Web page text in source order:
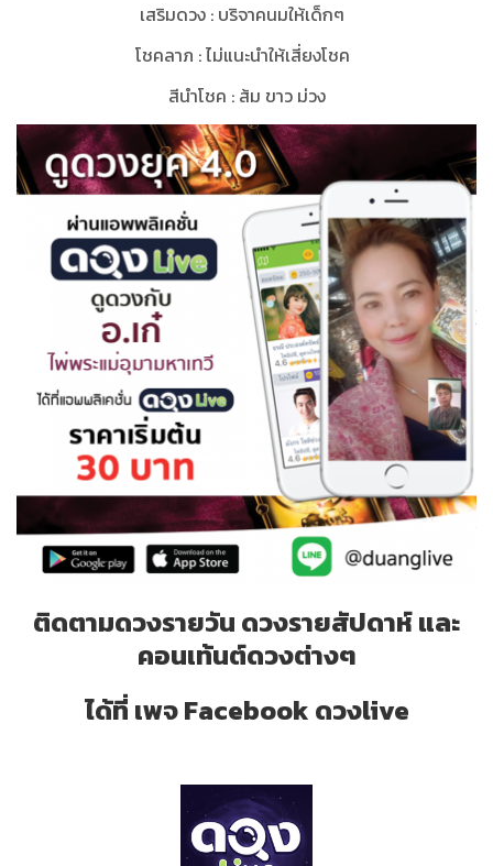
เสริมดวง : บริจาคนมให้เด็กๆ
โชคลาภ :ไม่แนะนำให้เสี่ยงโชค
สีนำโชค :ส้ม ขาว ม่วง
ติดตามดวงรายวัน ดวงรายสัปดาห์ และ
คอนเท้นต์ดวงต่างๆ
ได้ที่ เพจ Facebook ดวงlive